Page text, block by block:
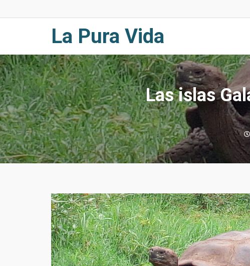
La Pura Vida
Las islas